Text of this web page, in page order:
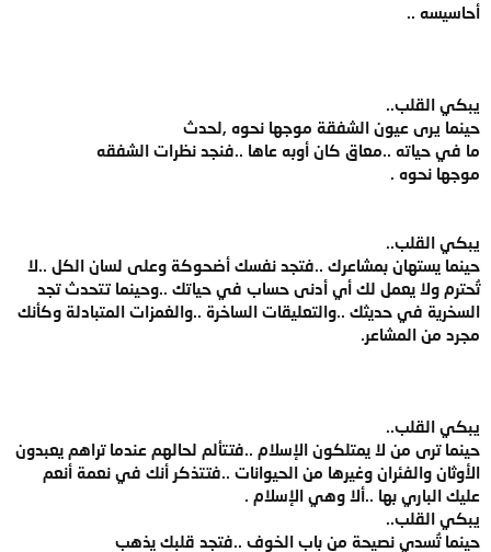
أحاسيسه ..
يبكي القلب..
حينما يرى عيون الشفقة موجها نحوه ,لحدث
ما في حياته ..معاق كان أوبه عاها ..فنجد نظرات الشفقه
موجها نحوه .
يبكي القلب..
حينما يستهان بمشاعرك ..فتجد نفسك أضحوكة وعلى لسان الكل ..لا
تُحترم ولا يعمل لك أي أدنى حساب في حياتك ..وحينما تتحدث تجد
السخرية في حديثك ..والتعليقات الساخرة ..والغمزات المتبادلة وكأنك
مجرد من المشاعر.
يبكي القلب..
حينما ترى من لا يمتلكون الإسلام ..فتتألم لحالهم عندما تراهم يعبدون
الأوثان والفئران وغيرها من الحيوانات ..فتتذكر أنك في نعمة أنعم
عليك الباري بها ..ألا وهي الإسلام .
يبكي القلب..
حينما تُسدي نصيحة من باب الخوف ..فتجد قلبك يذهب